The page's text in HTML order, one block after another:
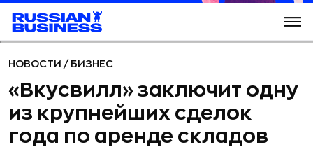
НОВОСТИ / БИЗНЕС
«Вкусвилл» заключит одну
из крупнейших сделок
года по аренде складов